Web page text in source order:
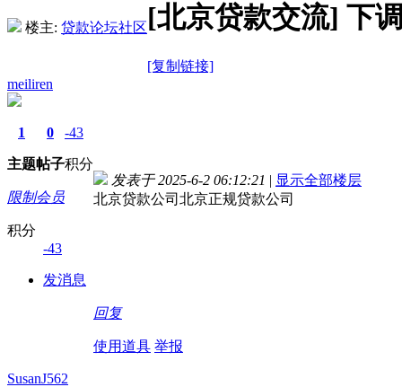
楼主: 贷款论坛社区[北京贷款交流] 下
[复制链接]
meiliren
1
主题
0
帖子
-43
积分
限制会员
积分
-43
发消息
发表于 2025-6-2 06:12:21 | 显示全部楼层
北京贷款公司北京正规贷款公司
回复
使用道具 举报
SusanJ562